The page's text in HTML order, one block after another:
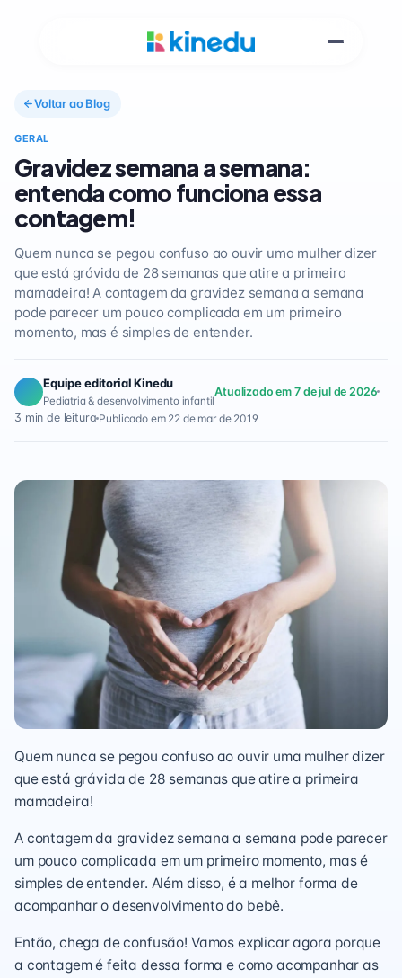
Voltar ao Blog
GERAL
Gravidez semana a semana:
entenda como funciona essa
contagem!
Quem nunca se pegou confuso ao ouvir uma mulher dizer
que está grávida de 28 semanas que atire a primeira
mamadeira! A contagem da gravidez semana a semana
pode parecer um pouco complicada em um primeiro
momento, mas é simples de entender.
Equipe editorial Kinedu
Pediatria & desenvolvimento infantil
Atualizado em 7 de jul de 2026
3 min de leitura Publicado em 22 de mar de 2019
Quem nunca se pegou confuso ao ouvir uma mulher dizer
que está grávida de 28 semanas que atire a primeira
mamadeira!
A contagem da gravidez semana a semana pode parecer
um pouco complicada em um primeiro momento, mas é
simples de entender. Além disso, é a melhor forma de
acompanhar o desenvolvimento do bebê.
Então, chega de confusão! Vamos explicar agora porque
a contagem é feita dessa forma e como acompanhar as